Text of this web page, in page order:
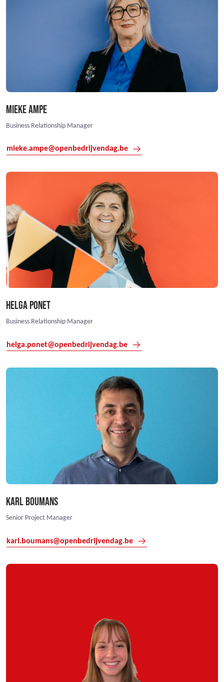
MIEKE AMPE
Business Relationship Manager
mieke.ampe@openbedrijvendag.be
HELGA PONET
Business Relationship Manager
helga.ponet@openbedrijvendag.be
KARL BOUMANS
Senior Project Manager
karl.boumans@openbedrijvendag.be